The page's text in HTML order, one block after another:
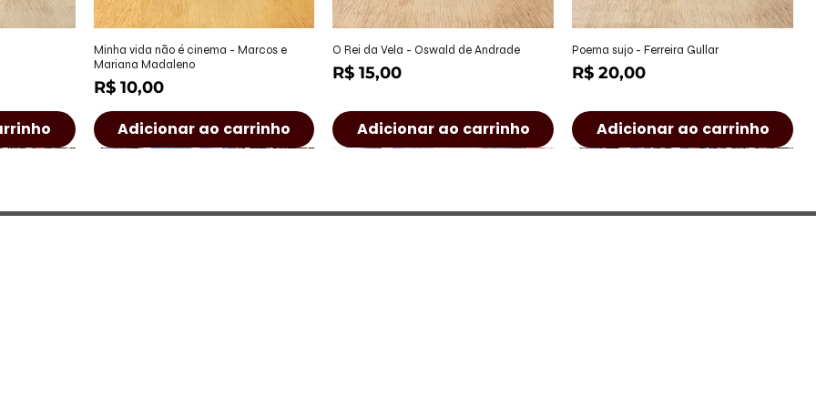
Visualização rápida
Minha vida não é cinema - Marcos e
Mariana Madaleno
Preço
R$ 10,00
Adicionar ao carrinho
Visualização rápida
O Rei da Vela - Oswald de Andrade
Preço
R$ 15,00
Adicionar ao carrinho
Visualização rápida
Poema sujo - Ferreira Gullar
Preço
R$ 20,00
Adicionar ao carrinho